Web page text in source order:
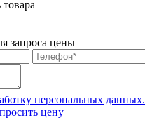
запроса цены
персональных данных.
цену